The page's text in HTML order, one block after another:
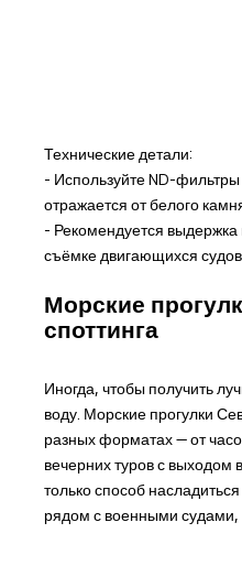
Технические детали:
- Используйте ND-
отражается от белого
- Рекомендуется
съёмке двигающихся судов
Морские
споттинга
Иногда, чтобы получить
воду. Морские прогулки
разных форматах — от
вечерних туров с выходом
только способ
рядом с военными